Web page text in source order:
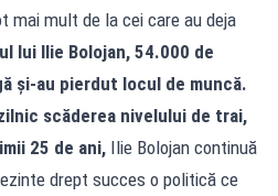
mai mult de la cei care au deja
lui Ilie Bolojan, 54.000 de
și-au pierdut locul de muncă.
scăderea nivelului de trai,
25 de ani, Ilie Bolojan continuă
drept succes o politică ce